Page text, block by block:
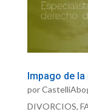
Impago de
por
DIVORCIOS,